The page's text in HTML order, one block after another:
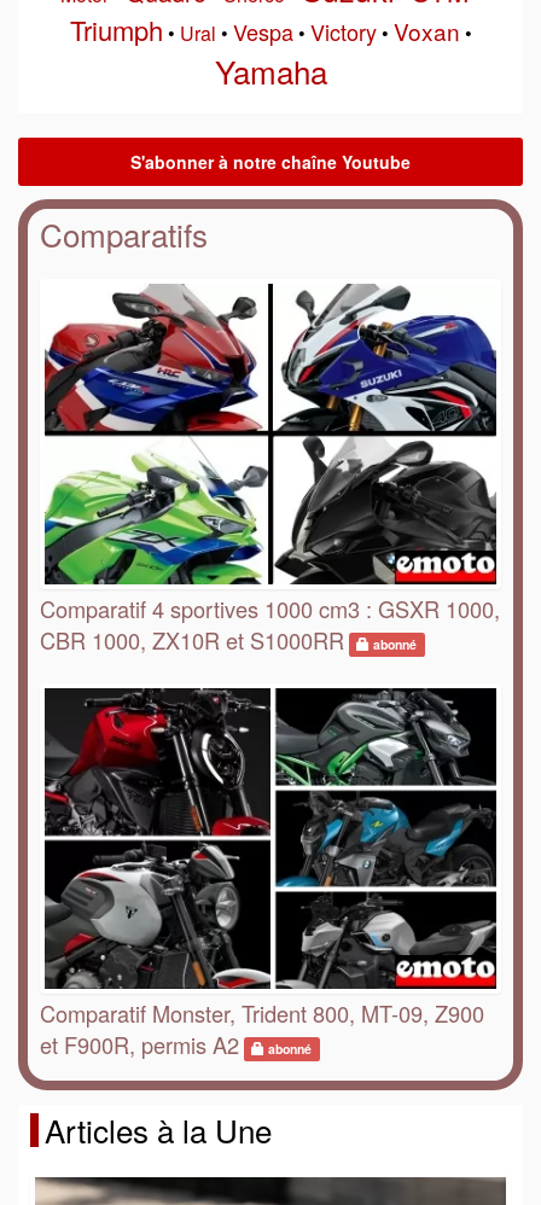
Triumph • Ural • Vespa• Victory• Voxan •
Yamaha
Comparatifs
Comparatif 4 sportives 1000 cm3 : GSXR 1000,
CBR 1000, ZX10R et S1000RR
abonné
Comparatif Monster, Trident 800, MT-09, Z900
et F900R, permis A2
abonné
Articles à la Une